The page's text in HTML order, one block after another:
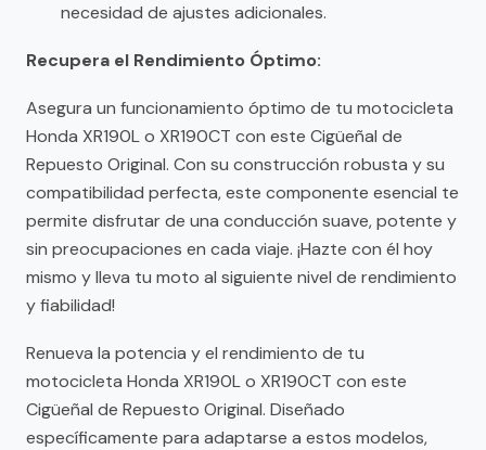
necesidad de ajustes adicionales.
Recupera el Rendimiento Óptimo:
Asegura un funcionamiento óptimo de tu motocicleta
Honda XR190L o XR190CT con este Cigüeñal de
Repuesto Original. Con su construcción robusta y su
compatibilidad perfecta, este componente esencial te
permite disfrutar de una conducción suave, potente y
sin preocupaciones en cada viaje. ¡Hazte con él hoy
mismo y lleva tu moto al siguiente nivel de rendimiento
y fiabilidad!
Renueva la potencia y el rendimiento de tu
motocicleta Honda XR190L o XR190CT con este
Cigüeñal de Repuesto Original. Diseñado
específicamente para adaptarse a estos modelos,